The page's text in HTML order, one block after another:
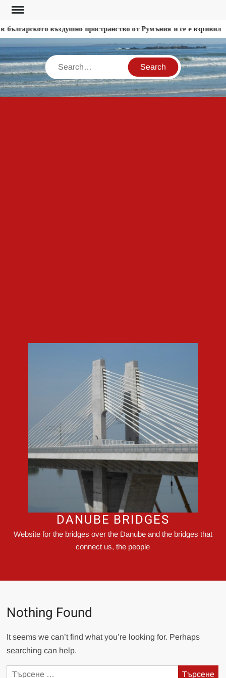
Skip
content
въздушно пространство от Румъния и се е взривил
Search
DANUBE BRIDGES
Website for the bridges over the Danube and the bridges that
connect us, the people
Nothing Found
It seems we can’t find what you’re looking for. Perhaps
searching can help.
Търсене